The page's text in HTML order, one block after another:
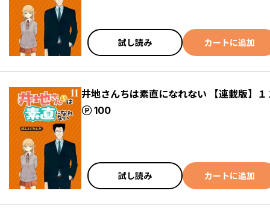
試し読み カートに追加
井地さんちは素直になれない 【連載版】１
100
ポイント
試し読み カートに追加